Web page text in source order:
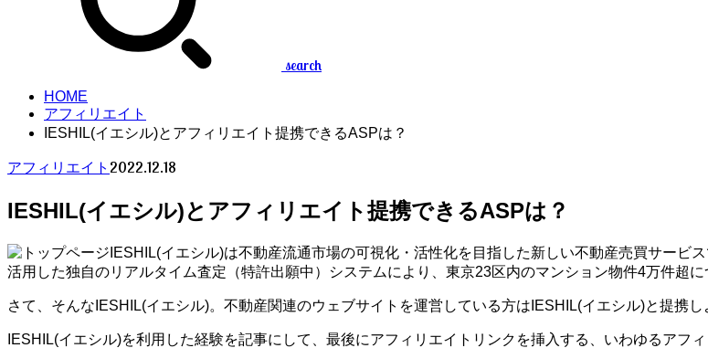
search
HOME
アフィリエイト
IESHIL(イエシル)とアフィリエイト提携できるASPは？
アフィリエイト 2022.12.18
IESHIL(イエシル)とアフィリエイト提携できるASPは？
IESHIL(イエシル)は不動産流通市場の可視化・活性化を目指した新しい不動産売買サー
活用した独自のリアルタイム査定（特許出願中）システムにより、東京23区内のマンション物件4万件超
さて、そんなIESHIL(イエシル)。不動産関連のウェブサイトを運営している方はIESHIL(イエシル)と提携
IESHIL(イエシル)を利用した経験を記事にして、最後にアフィリエイトリンクを挿入する、いわゆるア